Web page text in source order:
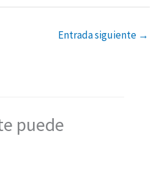
Entrada siguiente →
puede